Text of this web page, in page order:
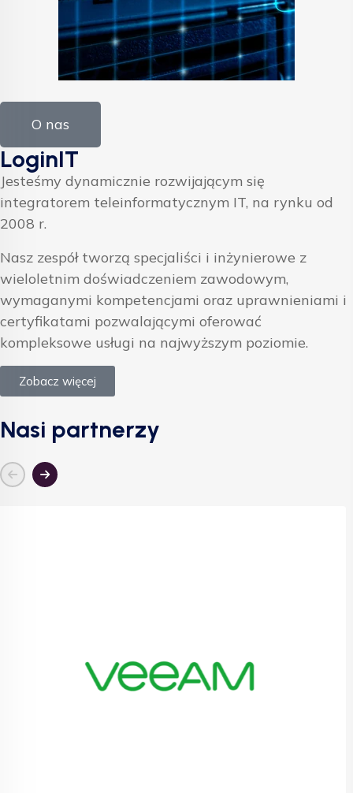
O nas
LoginIT
Jesteśmy dynamicznie rozwijającym się
integratorem teleinformatycznym IT, na rynku od
2008 r.
Nasz zespół tworzą specjaliści i inżynierowe z
wieloletnim doświadczeniem zawodowym,
wymaganymi kompetencjami oraz uprawnieniami i
certyfikatami pozwalającymi oferować
kompleksowe usługi na najwyższym poziomie.
Zobacz więcej
Nasi partnerzy